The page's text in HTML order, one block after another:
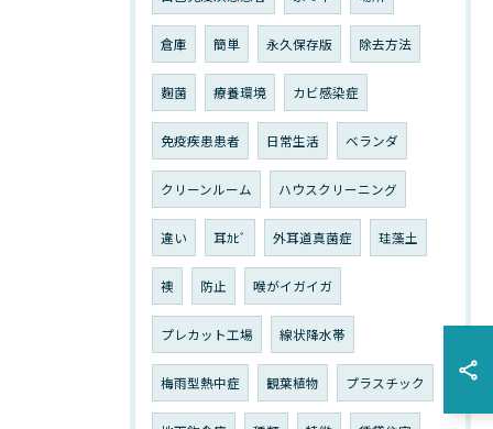
倉庫 簡単 永久保存版 除去方法
麴菌 療養環境 カビ感染症
免疫疾患患者 日常生活 ベランダ
クリーンルーム ハウスクリーニング
違い 耳ｶﾋﾞ 外耳道真菌症 珪藻土
襖 防止 喉がイガイガ
プレカット工場 線状降水帯
梅雨型熱中症 観葉植物 プラスチック